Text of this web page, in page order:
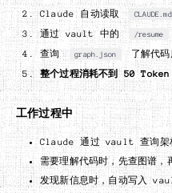
Claude 自动读取
CLAUDE.md
通过 vault 中的 /resume
查询 graph.json 了解代码
整个过程消耗不到 50 Token
工作过程中
Claude 通过 vault 查询架
需要理解代码时，先查图谱，
发现新信息时，自动写入